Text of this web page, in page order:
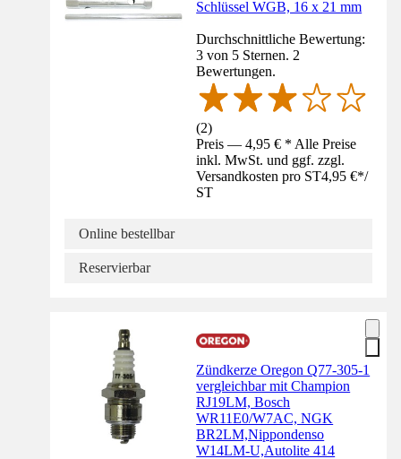
Schlüssel WGB, 16 x 21 mm
Durchschnittliche Bewertung:
3 von 5 Sternen. 2
Bewertungen.
(2)
Preis — 4,95 € * Alle Preise
inkl. MwSt. und ggf. zzgl.
Versandkosten pro ST4,95 €*/
ST
Online bestellbar
Reservierbar
Zündkerze Oregon Q77-305-1
vergleichbar mit Champion
RJ19LM, Bosch
WR11E0/W7AC, NGK
BR2LM,Nippondenso
W14LM-U,Autolite 414